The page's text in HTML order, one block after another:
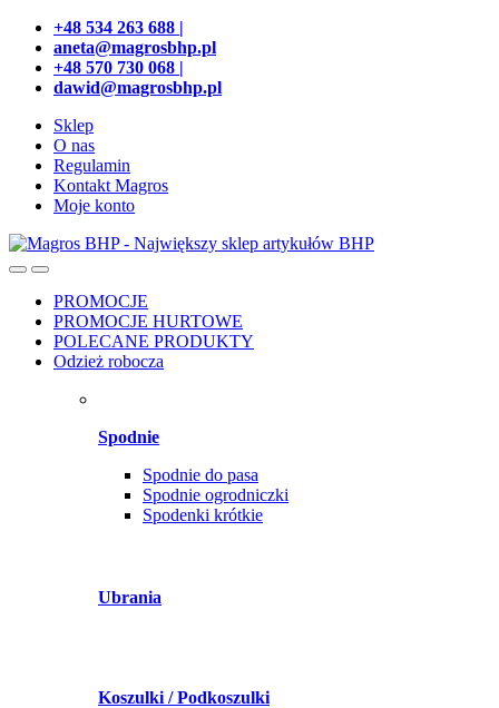
Przejdź
nawigacji
Przeskocz
treści
+48 534 263 688 |
aneta@magrosbhp.pl
+48 570 730 068 |
dawid@magrosbhp.pl
Sklep
O nas
Regulamin
Kontakt Magros
Moje konto
PROMOCJE
PROMOCJE HURTOWE
POLECANE PRODUKTY
Odzież robocza
Spodnie
Spodnie do pasa
Spodnie ogrodniczki
Spodenki krótkie
Ubrania
Koszulki / Podkoszulki